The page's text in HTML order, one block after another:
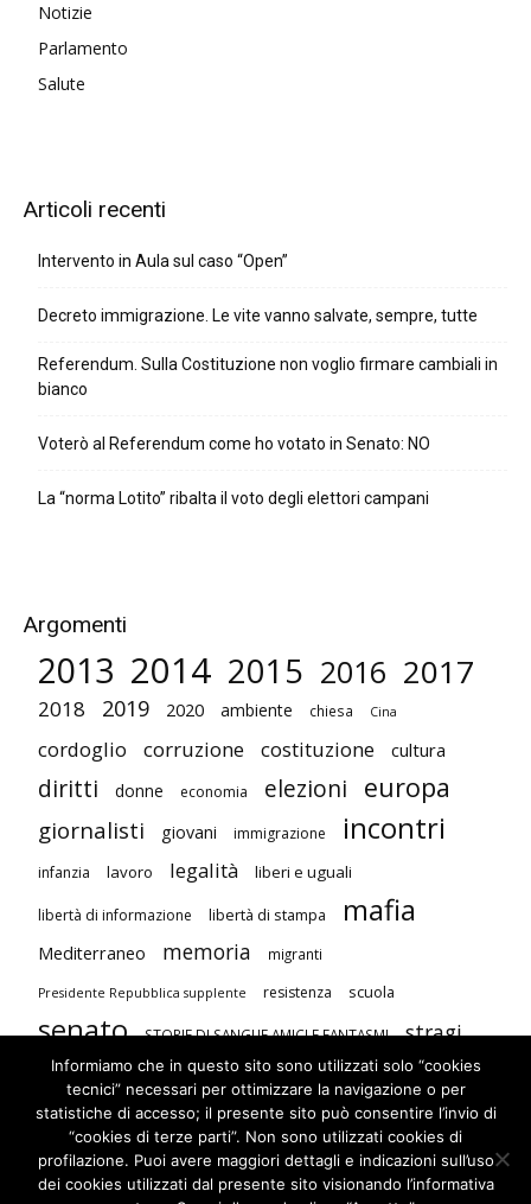
Notizie
Parlamento
Salute
Articoli recenti
Intervento in Aula sul caso “Open”
Decreto immigrazione. Le vite vanno salvate, sempre, tutte
Referendum. Sulla Costituzione non voglio firmare cambiali in
bianco
Voterò al Referendum come ho votato in Senato: NO
La “norma Lotito” ribalta il voto degli elettori campani
Argomenti
2013 2014 2015 2016 2017
2018 2019 2020 ambiente chiesa Cina
cordoglio corruzione costituzione cultura
diritti donne economia elezioni europa
giornalisti giovani immigrazione incontri
infanzia lavoro legalità liberi e uguali
libertà di informazione libertà di stampa mafia
Mediterraneo memoria migranti
Presidente Repubblica supplente resistenza scuola
senato STORIE DI SANGUE AMICI E FANTASMI stragi
studenti terrorismo Unione Europea
violenza contro le donne visite
Informiamo che in questo sito sono utilizzati solo “cookies
tecnici” necessari per ottimizzare la navigazione o per
statistiche di accesso; il presente sito può consentire l’invio di
“cookies di terze parti”. Non sono utilizzati cookies di
profilazione. Puoi avere maggiori dettagli e indicazioni sull’uso
dei cookies utilizzati dal presente sito visionando l’informativa